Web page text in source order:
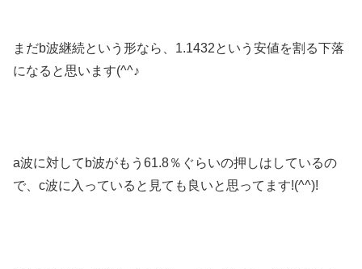
まだb波継続という形なら、1.1432という安値を割る下落
になると思います(^^♪
a波に対してb波がもう61.8％ぐらいの押しはしているの
で、c波に入っていると見ても良いと思ってます!(^^)!